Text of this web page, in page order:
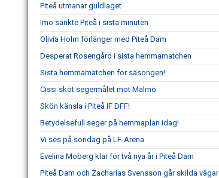
Piteå utmanar guldlaget
Imo sänkte Piteå i sista minuten
Olivia Holm förlänger med Piteå Dam
Desperat Rosengård i sista hemmamatchen
Sista hemmamatchen för säsongen!
Cissi sköt segermålet mot Malmö
Skön känsla i Piteå IF DFF!
Betydelsefull seger på hemmaplan idag!
Vi ses på söndag på LF-Arena
Evelina Moberg klar för två nya år i Piteå Dam
Piteå Dam och Zacharias Svensson går skilda vägar